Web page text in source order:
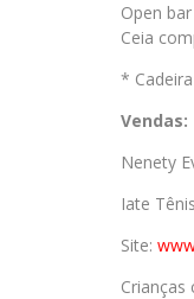
Open
Ceia
*
Vendas:
Nenety
Iate
Site: